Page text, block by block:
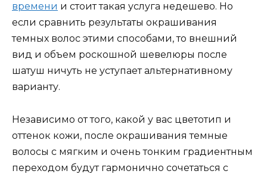
времени и стоит такая услуга недешево. Но
если сравнить результаты окрашивания
темных волос этими способами, то внешний
вид и объем роскошной шевелюры после
шатуш ничуть не уступает альтернативному
варианту.
Независимо от того, какой у вас цветотип и
оттенок кожи, после окрашивания темные
волосы с мягким и очень тонким градиентным
переходом будут гармонично сочетаться с